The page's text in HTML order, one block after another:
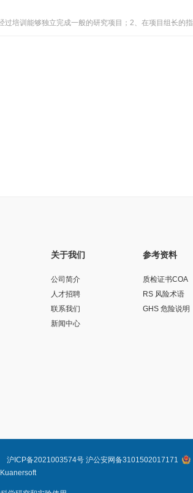
关于我们
公司简介
人才招聘
联系我们
新闻中心
参考资料
质检证书COA
RS 风险术语
GHS 危险说明
沪ICP备2021003574号 沪公安网备3101502017171
Kuanersoft